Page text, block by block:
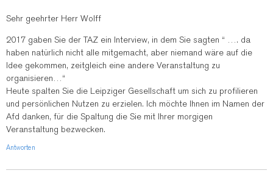
Sehr geehrter Herr Wolff
2017 gaben Sie der TAZ ein Interview, in dem Sie sagten “ …. da
haben natürlich nicht alle mitgemacht, aber niemand wäre auf die
Idee gekommen, zeitgleich eine andere Veranstaltung zu
organisieren…“
Heute spalten Sie die Leipziger Gesellschaft um sich zu profilieren
und persönlichen Nutzen zu erzielen. Ich möchte Ihnen im Namen der
Afd danken, für die Spaltung die Sie mit Ihrer morgigen
Veranstaltung bezwecken.
Antworten